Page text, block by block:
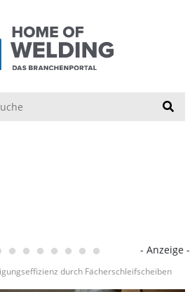
- Anzeige -
durch Fächerschleifscheiben